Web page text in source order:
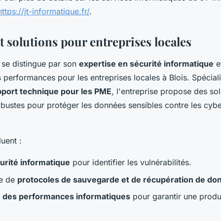
jt-informatique.fr/.
solutions pour entreprises locales
distingue par son expertise en sécurité informatique
pour les entreprises locales à Blois.
technique pour les PME, l'entreprise propose des
pour protéger les données sensibles contre les
:
informatique pour identifier les vulnérabilités.
de protocoles de sauvegarde et de récupération de
des performances informatiques pour garantir une